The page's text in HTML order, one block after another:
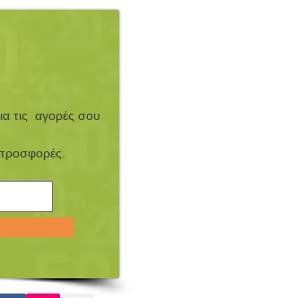
τις αγορές σου